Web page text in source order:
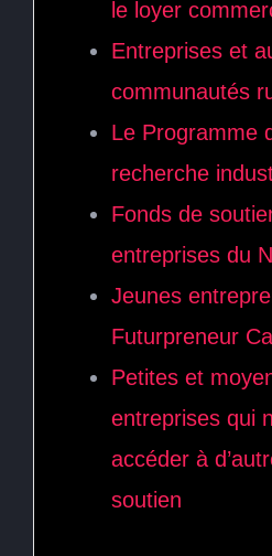
le loyer
Entreprises et
communautés
Le Programme
recherche
Fonds de
entreprises du
Jeunes
Futurpreneur
Petites et
entreprises qui
accéder à
soutien